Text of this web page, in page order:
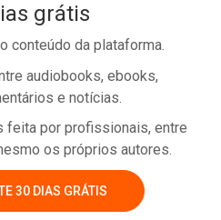
grátis
conteúdo da plataforma.
audiobooks, ebooks,
e notícias.
feita por profissionais, entre
os próprios autores.
30 DIAS GRÁTIS